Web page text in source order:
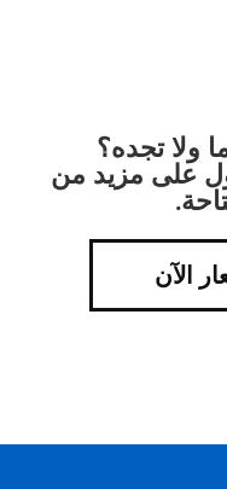
تجده؟
على مزيد من
الآن